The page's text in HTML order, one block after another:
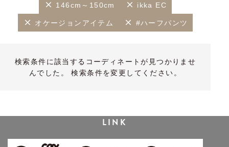
146cm～150cm ikka EC
オケージョンアイテム #ハーフパンツ
検索条件に該当するコーディネートが見つかりませ
んでした。 検索条件を変更してください。
LINK